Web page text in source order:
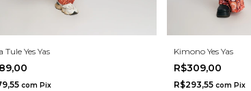
Tule Yes Yas
com Pix
Kimono Yes Yas
R$309,00
R$293,55 com Pix